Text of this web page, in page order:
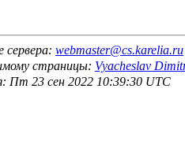
сервера: webmaster@cs.karelia.ru
страницы: Vyacheslav
Пт 23 сен 2022 10:39:30 UTC